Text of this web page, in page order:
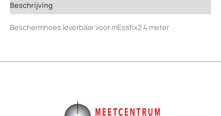
Beschrijving
Beschermhoes leverbaar voor mEssfix2 4 meter